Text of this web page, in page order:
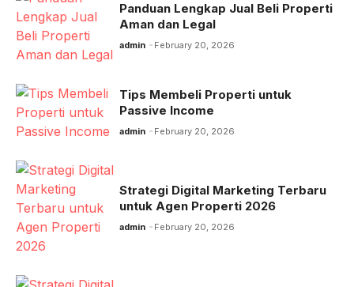
Panduan Lengkap Jual Beli Properti
Aman dan Legal
admin February 20, 2026
Tips Membeli Properti untuk
Passive Income
admin February 20, 2026
Strategi Digital Marketing Terbaru
untuk Agen Properti 2026
admin February 20, 2026